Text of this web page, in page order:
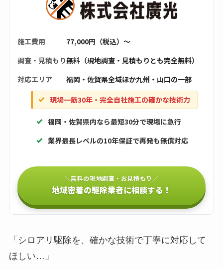
施工費用
77,000円（税込）〜
調査・見積もり無料（現地調査・見積もりとも完全無料）
対応エリア
福岡・佐賀県全域ほか九州・山口の一部
現場一筋30年・完全自社施工の確かな技術力
福岡・佐賀県内なら最短30分で現場に急行
業界最長レベルの10年保証で再発も無償対応
＼無料の現地調査・お見積もり／
地域密着の駆除業者に相談する！
「シロアリ駆除を、確かな技術で丁寧に対応して
ほしい…」